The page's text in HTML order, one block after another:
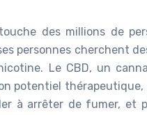
des millions de
personnes cherchent
Le CBD, un
potentiel
à arrêter de fumer, et